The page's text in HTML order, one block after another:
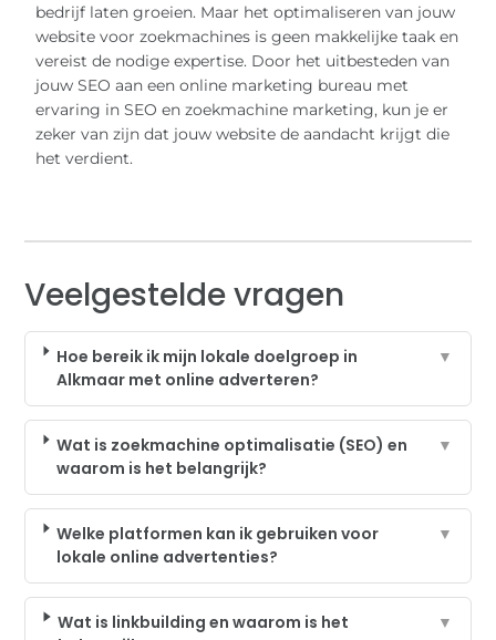
bedrijf laten groeien. Maar het optimaliseren van jouw
website voor zoekmachines is geen makkelijke taak en
vereist de nodige expertise. Door het uitbesteden van
jouw SEO aan een online marketing bureau met
ervaring in SEO en zoekmachine marketing, kun je er
zeker van zijn dat jouw website de aandacht krijgt die
het verdient.
Veelgestelde vragen
Hoe bereik ik mijn lokale doelgroep in
Alkmaar met online adverteren?
▼
Wat is zoekmachine optimalisatie (SEO) en
waarom is het belangrijk?
▼
Welke platformen kan ik gebruiken voor
lokale online advertenties?
▼
Wat is linkbuilding en waarom is het
▼